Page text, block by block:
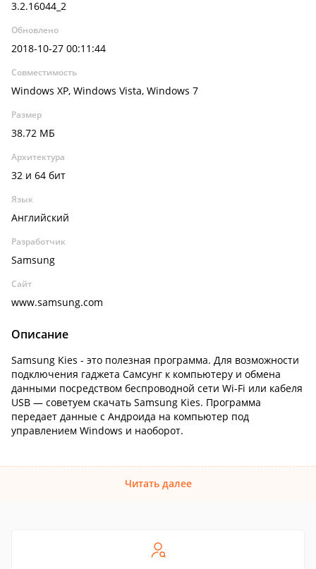
3.2.16044_2
Обновлено
2018-10-27 00:11:44
Совместимость
Windows XP, Windows Vista, Windows 7
Размер
38.72 МБ
Архитектура
32 и 64 бит
Язык
Английский
Разработчик
Samsung
Сайт
www.samsung.com
Описание
Samsung Kies - это полезная программа. Для возможности
подключения гаджета Самсунг к компьютеру и обмена
данными посредством беспроводной сети Wi-Fi или кабеля
USB — советуем скачать Samsung Kies. Программа
передает данные с Андроида на компьютер под
управлением Windows и наоборот.
Читать далее